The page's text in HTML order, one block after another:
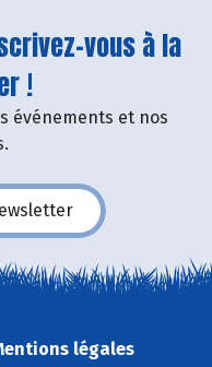
vous à la
!
événements et nos
légales